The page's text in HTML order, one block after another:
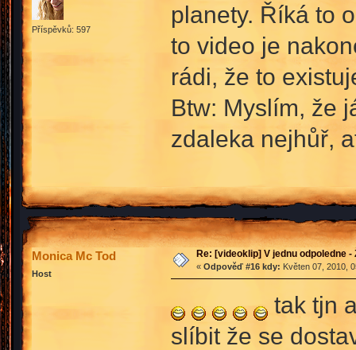
Příspěvků: 597
planety. Říká to
to video je
rádi, že to
Btw: Myslím, že
zdaleka nejhůř,
Monica Mc Tod
Host
Re: [videoklip] V jednu odpoledne
« Odpověď #16 kdy: Květen 07, 2010,
tak tjn
slíbit že se